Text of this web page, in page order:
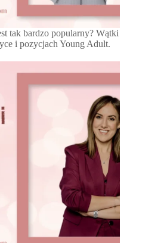
tak bardzo popularny? Wątki
i pozycjach Young Adult.